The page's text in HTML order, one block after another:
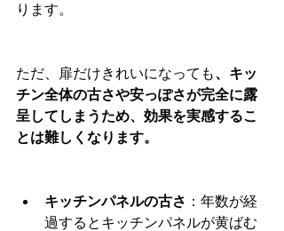
ります。
ただ、扉だけきれいになっても、キッ
チン全体の古さや安っぽさが完全に露
呈してしまうため、効果を実感するこ
とは難しくなります。
キッチンパネルの古さ ：年数が経
過するとキッチンパネルが黄ばむ